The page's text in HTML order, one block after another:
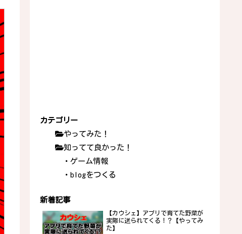
カテゴリー
やってみた！
知ってて良かった！
・ゲーム情報
・blogをつくる
新着記事
【カウシェ】アプリで育てた野菜が
実際に送られてくる！？【やってみ
た】